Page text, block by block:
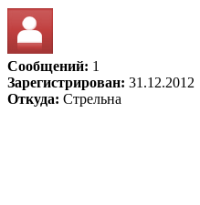
Сообщений: 1
Зарегистрирован: 31.12.2012
Откуда: Стрельна